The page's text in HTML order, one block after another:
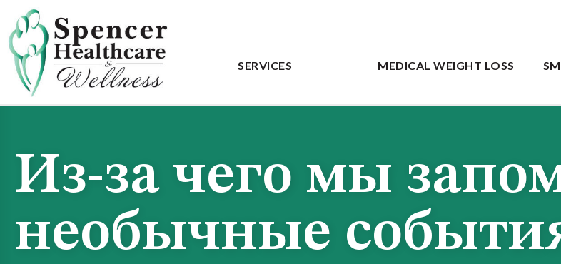
SERVICES MEDICAL WEIGHT LOSS
Из-за чего мы
необычные